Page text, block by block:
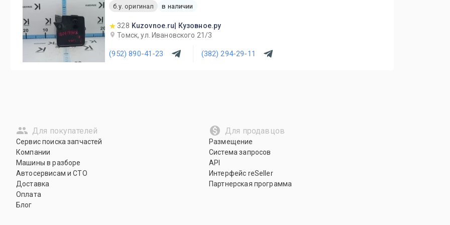
б.у. оригинал в наличии
328 Kuzovnoe.ru| Кузовное.ру
Томск, ул. Ивановского 21/3
(952) 890-41-23 (382) 294-29-11
Для покупателей
Сервис поиска запчастей
Компании
Машины в разборе
Автосервисам и СТО
Доставка
Оплата
Блог
Для продавцов
Размещение
Система запросов
API
Интерфейс reSeller
Партнерская программа